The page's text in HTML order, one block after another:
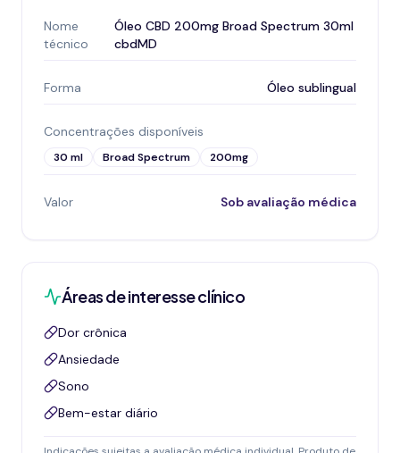
Nome
técnico
Óleo CBD 200mg Broad Spectrum 30ml
cbdMD
Forma Óleo sublingual
Concentrações disponíveis
30 ml Broad Spectrum 200mg
Valor Sob avaliação médica
Áreas de interesse clínico
Dor crônica
Ansiedade
Sono
Bem-estar diário